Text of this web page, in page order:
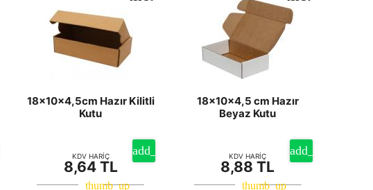
18x10x4,5cm Hazır Kilitli
Kutu
KDV HARİÇ
8,64 TL
18x10x4,5 cm Hazır
Beyaz Kutu
KDV HARİÇ
8,88 TL